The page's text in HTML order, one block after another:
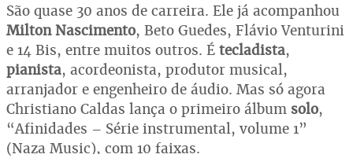
São quase 30 anos de carreira. Ele já acompanhou
Milton Nascimento, Beto Guedes, Flávio Venturini
e 14 Bis, entre muitos outros. É tecladista,
pianista, acordeonista, produtor musical,
arranjador e engenheiro de áudio. Mas só agora
Christiano Caldas lança o primeiro álbum solo,
“Afinidades – Série instrumental, volume 1”
(Naza Music), com 10 faixas.